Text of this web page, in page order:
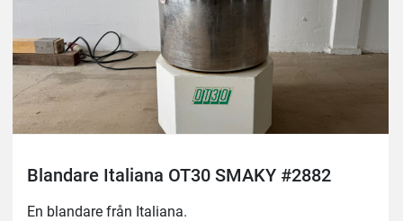
Blandare Italiana OT30 SMAKY #2882
En blandare från Italiana.